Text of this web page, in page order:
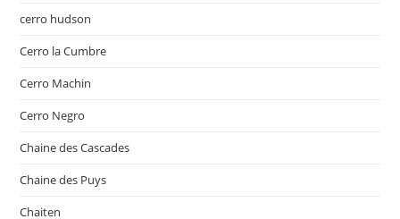
cerro hudson
Cerro la Cumbre
Cerro Machin
Cerro Negro
Chaine des Cascades
Chaine des Puys
Chaiten